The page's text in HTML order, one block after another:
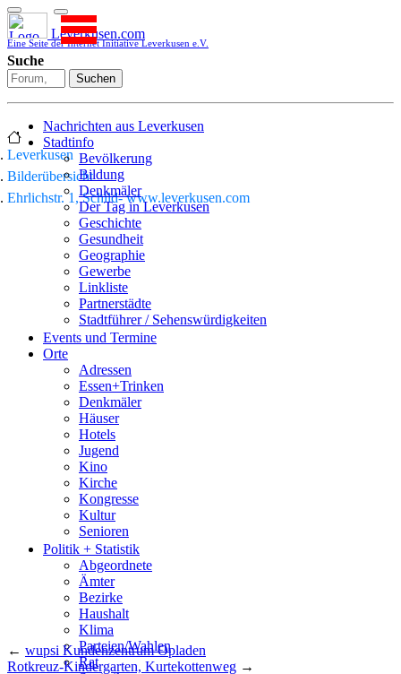
Leverkusen.com
Eine Seite der Internet Initiative Leverkusen e.V.
Suche
Suchen
Nachrichten aus Leverkusen
Stadtinfo
Bevölkerung
Bildung
Denkmäler
Der Tag in Leverkusen
Geschichte
Gesundheit
Geographie
Gewerbe
Linkliste
Partnerstädte
Stadtführer / Sehenswürdigkeiten
Stadtplan
Sport
Who is who
Wohnen
Events und Termine
Orte
Adressen
Essen+Trinken
Denkmäler
Häuser
Hotels
Jugend
Kino
Kirche
Kongresse
Kultur
Senioren
Stadtführer
Straßen
Politik + Statistik
Abgeordnete
Ämter
Bezirke
Haushalt
Klima
Parteien/Wahlen
Rat
Leverkusen
Bilderübersicht
Ehrlichstr. 1, Schild- www.leverkusen.com
← wupsi Kundenzentrum Opladen
Rotkreuz-Kindergarten, Kurtekottenweg →